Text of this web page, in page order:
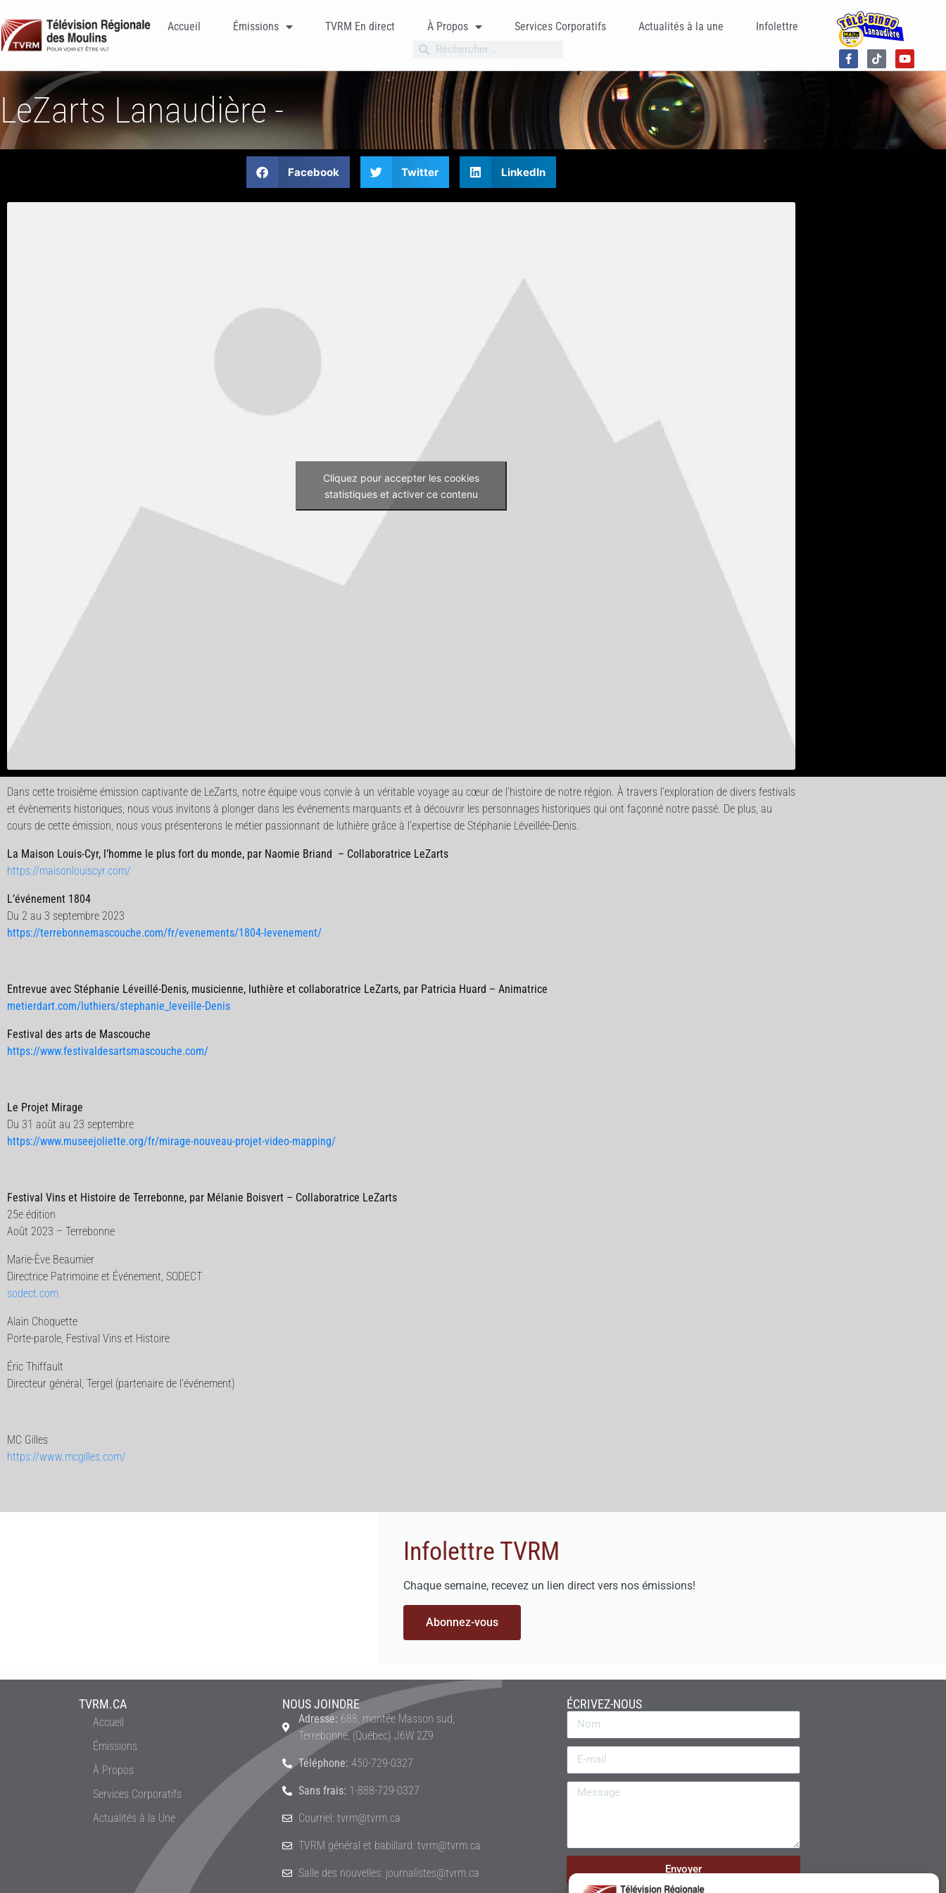
Accueil Émissions TVRM En direct À Propos Services Corporatifs Actualités à la une Infolettre
LeZarts Lanaudière -
Facebook Twitter LinkedIn
Cliquez pour accepter les cookies
statistiques et activer ce contenu
Dans cette troisième émission captivante de LeZarts, notre équipe vous convie à un véritable voyage au cœur de l’histoire de notre région. À travers l’exploration de divers festivals
et évènements historiques, nous vous invitons à plonger dans les événements marquants et à découvrir les personnages historiques qui ont façonné notre passé. De plus, au
cours de cette émission, nous vous présenterons le métier passionnant de luthière grâce à l’expertise de Stéphanie Léveillée-Denis.
La Maison Louis-Cyr, l’homme le plus fort du monde, par Naomie Briand – Collaboratrice LeZarts
https://maisonlouiscyr.com/
L’événement 1804
Du 2 au 3 septembre 2023
https://terrebonnemascouche.com/fr/evenements/1804-levenement/
Entrevue avec Stéphanie Léveillé-Denis, musicienne, luthière et collaboratrice LeZarts, par Patricia Huard – Animatrice
metierdart.com/luthiers/stephanie_leveille-Denis
Festival des arts de Mascouche
https://www.festivaldesartsmascouche.com/
Le Projet Mirage
Du 31 août au 23 septembre
https://www.museejoliette.org/fr/mirage-nouveau-projet-video-mapping/
Festival Vins et Histoire de Terrebonne, par Mélanie Boisvert – Collaboratrice LeZarts
25e édition
Août 2023 – Terrebonne
Marie-Ève Beaumier
Directrice Patrimoine et Événement, SODECT
sodect.com
Alain Choquette
Porte-parole, Festival Vins et Histoire
Éric Thiffault
Directeur général, Tergel (partenaire de l’événement)
MC Gilles
https://www.mcgilles.com/
Infolettre TVRM
Chaque semaine, recevez un lien direct vers nos émissions!
Abonnez-vous
TVRM.CA
Accueil
Émissions
À Propos
Services Corporatifs
Actualités à la Une
NOUS JOINDRE
Adresse: 688, montée Masson sud,
Terrebonne, (Québec) J6W 2Z9
Téléphone: 450-729-0327
Sans frais: 1-888-729-0327
Courriel: tvrm@tvrm.ca
TVRM général et babillard: tvrm@tvrm.ca
Salle des nouvelles: journalistes@tvrm.ca
ÉCRIVEZ-NOUS
Envoyer